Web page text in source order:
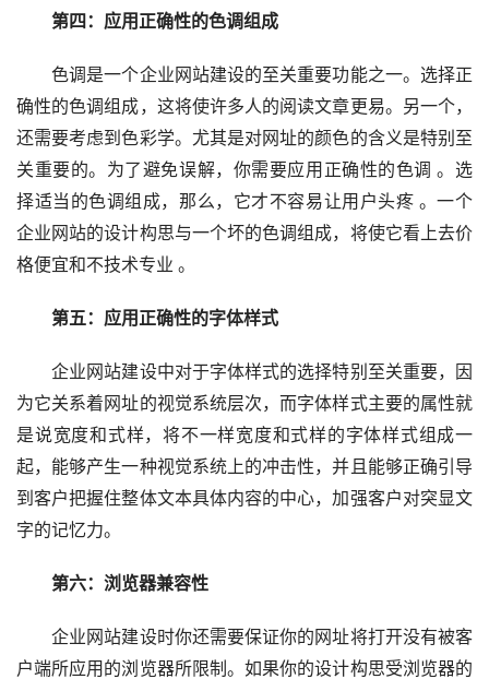
第四：应用正确性的色调组成
色调是一个企业网站建设的至关重要功能之一。选择正
确性的色调组成，这将使许多人的阅读文章更易。另一个，
还需要考虑到色彩学。尤其是对网址的颜色的含义是特别至
关重要的。为了避免误解，你需要应用正确性的色调 。选
择适当的色调组成，那么，它才不容易让用户头疼 。一个
企业网站的设计构思与一个坏的色调组成，将使它看上去价
格便宜和不技术专业 。
第五：应用正确性的字体样式
企业网站建设中对于字体样式的选择特别至关重要，因
为它关系着网址的视觉系统层次，而字体样式主要的属性就
是说宽度和式样，将不一样宽度和式样的字体样式组成一
起，能够产生一种视觉系统上的冲击性，并且能够正确引导
到客户把握住整体文本具体内容的中心，加强客户对突显文
字的记忆力。
第六：浏览器兼容性
企业网站建设时你还需要保证你的网址将打开没有被客
户端所应用的浏览器所限制。如果你的设计构思受浏览器的